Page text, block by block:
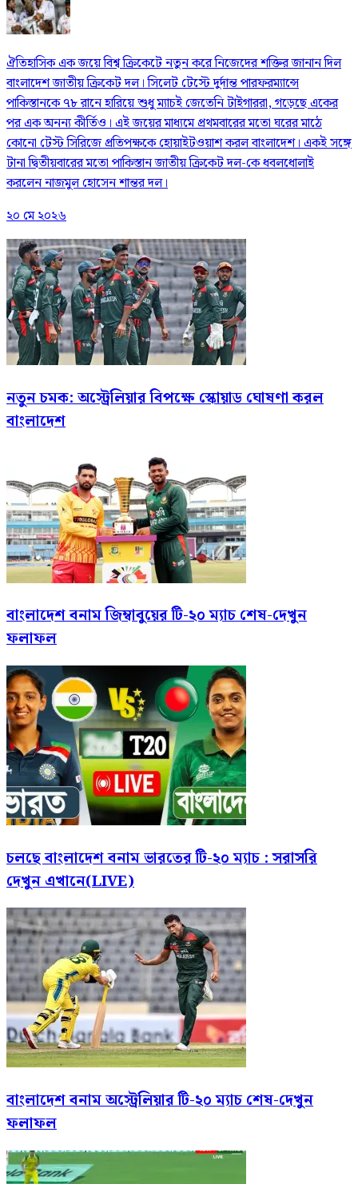
ঐতিহাসিক এক জয়ে বিশ্ব ক্রিকেটে নতুন করে নিজেদের শক্তির জানান দিল
বাংলাদেশ জাতীয় ক্রিকেট দল। সিলেট টেস্টে দুর্দান্ত পারফরম্যান্সে
পাকিস্তানকে ৭৮ রানে হারিয়ে শুধু ম্যাচই জেতেনি টাইগাররা, গড়েছে একের
পর এক অনন্য কীর্তিও। এই জয়ের মাধ্যমে প্রথমবারের মতো ঘরের মাঠে
কোনো টেস্ট সিরিজে প্রতিপক্ষকে হোয়াইটওয়াশ করল বাংলাদেশ। একই সঙ্গে
টানা দ্বিতীয়বারের মতো পাকিস্তান জাতীয় ক্রিকেট দল-কে ধবলধোলাই
করলেন নাজমুল হোসেন শান্তর দল।
২০ মে ২০২৬
নতুন চমক: অস্ট্রেলিয়ার বিপক্ষে স্কোয়াড ঘোষণা করল
বাংলাদেশ
বাংলাদেশ বনাম জিম্বাবুয়ের টি-২০ ম্যাচ শেষ-দেখুন
ফলাফল
চলছে বাংলাদেশ বনাম ভারতের টি-২০ ম্যাচ : সরাসরি
দেখুন এখানে(LIVE)
বাংলাদেশ বনাম অস্ট্রেলিয়ার টি-২০ ম্যাচ শেষ-দেখুন
ফলাফল